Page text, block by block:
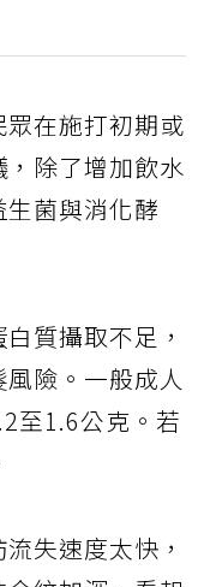
在施打初期或
除了增加飲水
菌與消化酵
質攝取不足，
險。一般成人
至1.6公克。若
失速度太快，